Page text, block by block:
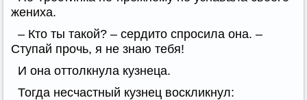
жениха.
– Кто ты такой? – сердито спросила она. –
Ступай прочь, я не знаю тебя!
И она оттолкнула кузнеца.
Тогда несчастный кузнец воскликнул: